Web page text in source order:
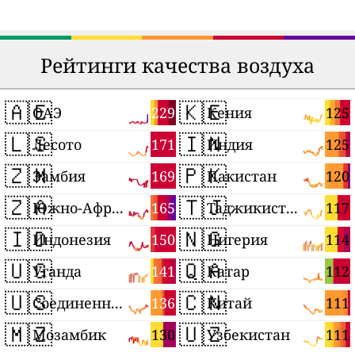
Рейтинги качества воздуха
🇦🇪 229
ОАЭ
🇱🇸 171
Лесото
🇿🇲 169
Замбия
🇿🇦 165
Южно-Африканская Республика
🇮🇩 150
Индонезия
🇺🇬 141
Уганда
🇺🇸 136
Соединенные Штаты
🇲🇿 130
Мозамбик
🇰🇪 125
Кения
🇮🇳 125
Индия
🇵🇰 120
Пакистан
🇹🇯 117
Таджикистан
🇳🇬 114
Нигерия
🇶🇦 112
Катар
🇨🇳 111
Китай
🇺🇿 111
Узбекистан